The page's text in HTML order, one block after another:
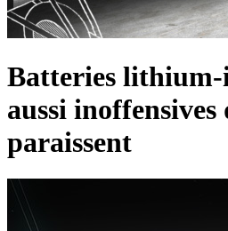
Batteries lithium-
aussi inoffensives
paraissent